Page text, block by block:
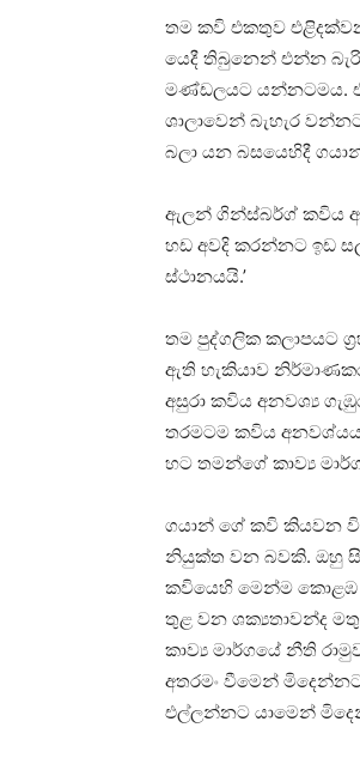
තම කවි එකතුව
යෙදී තිබුනෙන් එන්න
මණ්ඩලයට යන්නටමය.
ශාලාවෙන් බැහැර
බලා යන බසයෙහිදී
ඇලන් ගින්ස්බර්ග් කවිය
හඩ අවදි කරන්නට ඉඩ
ස්ථානයයි.’
තම පුද්ගලික කලාපයට
ඇති හැකියාව
අසුරා කවිය අනවශ්‍ය
තරමටම කවිය
හට තමන්ගේ කාව්‍ය
ගයාන් ගේ කවි කියවන
නියුක්ත වන බවකි. ඔහු
කවියෙහි මෙන්ම කොළඹ
තුළ වන ශක්‍යතාවන්ද
කාව්‍ය මාර්ගයේ නීති
අතරමං වීමෙන්
එල්ලන්නට යාමෙන්